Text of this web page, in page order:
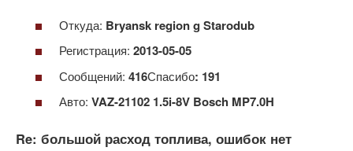
Откуда: Bryansk region g Starodub
Регистрация: 2013-05-05
Сообщений: 416Спасибо: 191
Авто: VAZ-21102 1.5i-8V Bosch MP7.0H
Re: большой расход топлива, ошибок нет